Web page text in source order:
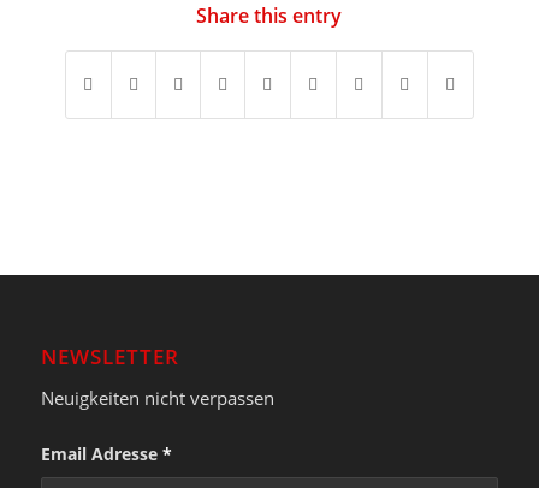
Share this entry
NEWSLETTER
Neuigkeiten nicht verpassen
Email Adresse *